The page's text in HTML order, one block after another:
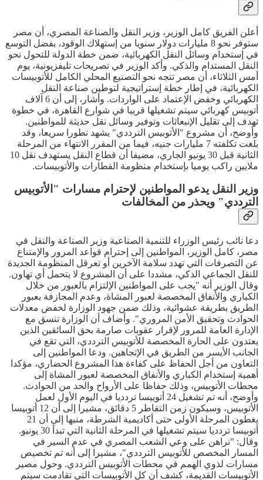
أعلن الفريق كامل الوزير، وزير النقل والصناعة المصري، أن مصر
ستوفر نحو 8 مليارات دولار سنويا من إستهلاك الوقود، بفضل التوسع
في إستخدام وسائل النقل الكهربائية، ضمن خطة الدولة للتحول نحو
النقل المستدام والذكي. وأكد الوزير في تصريحات تليفزيونية، يوم
أمس الثلاثاء، أن مصر تتجه نحو التصنيع المحلي الكامل للأتوبيسات
الكهربائية، في إطار خطة إستراتيجية لتوطين صناعة النقل
الكهربائي وخفض الإعتماد على الواردات. وأشار، إلى أن 6 آلاف
أتوبيس كهربائي سيتم تشغيلها قريبا في شوارع القاهرة، في خطوة
تهدف إلى تقليل الإنبعاثات وتوفير وسائل نقل حديثة للمواطنين.
وأوضح، أن مشروع "الأتوبيس الترددي" يشهد تطورا سريعا، وقد
بلغت تكلفته 7 مليارات جنيه، فيما من المقرر الانتهاء من المرحلة
الثانية قبل 30 يونيو الجاري، مضيفا أن قطاع النقل يستهدف نقل 10
ملايين راكب يوميا بإستخدام منظومة القطارات والأتوبيسات.
وزير النقل يدعو المواطنين لإحترام مسارات "الأتوبيس
الترددي" ويحذر من المخالفات
دعا نائب رئيس الوزراء للتنمية الصناعية وزير الصناعة والنقل في
مصر، كامل الوزير، المواطنين إلى إحترام قواعد المرور والإمتناع
عن التصرفات التي تهدد سلامة الآخرين أو تعرقل المنظومة الجديدة
للنقل الجماعي الذكي، مشددا على أن المشروع لا يتحمل أي تهاون.
وقال الوزير أنه "يجب على المواطنين الإلتزام بالعبور من خلال
الكباري والأنفاق المخصصة لعبور المشاة، وعدم المجازفة بعبور
الطريق بطريقة عشوائية، وذلك ضمن جهود الوزارة لخفض معدلات
الحوادث وتحقيق الأمن المروري". وأضاف أن الوزارة تنسق مع
الإدارة العامة للمرور لإقرار عقوبات صارمة بحق السائقين الذين
يعتدون على الحارة المخصصة للأتوبيس الترددي، التي تقع في
الجانب الأيسر من الطريق في الإتجاهين. ودعا المواطنين إلى
التعاون من أجل الحفاظ على كفاءة هذا المشروع الحضاري، مؤكدا
أهمية إستخدام الكباري والأنفاق المخصصة لعبور المشاة إلى
محطات الأتوبيس، وذلك حفاظا على الأرواح والحد من الحوادث.
وأوضح، أنه تم تشغيل 24 أتوبيسا تردديا في اليوم الأول لعمل
الأتوبيس، وسيكون زمن التقاطر 5 دقائق، مشيرا إلى أن 12 أتوبيسا
يغطون المرحلة الأولى حتى أكاديمية الشرطة، منبها إلى أن 21
أتوبيسا تردديا سيتم تشغيلها في المرحلة الثانية التي تبدأ 30 يونيو.
وقال: "نراهن على وعي الشعب المصري في عدم السير في
المسار المخصص للأتوبيس الترددي"، مشيرا إلى أنه تم تخصيص
مسارات لذوي الهمم في محطات الأتوبيس الترددي. وحول مصير
الأتوبيسات القديمة، كشف أن كل الأتوبيسات التي تقادمت سيتم